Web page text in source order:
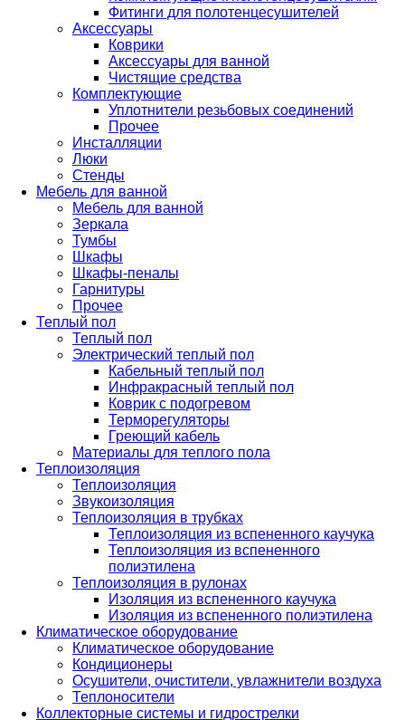
Фитинги для полотенцесушителей
Аксессуары
Коврики
Аксессуары для ванной
Чистящие средства
Комплектующие
Уплотнители резьбовых соединений
Прочее
Инсталляции
Люки
Стенды
Мебель для ванной
Мебель для ванной
Зеркала
Тумбы
Шкафы
Шкафы-пеналы
Гарнитуры
Прочее
Теплый пол
Теплый пол
Электрический теплый пол
Кабельный теплый пол
Инфракрасный теплый пол
Коврик с подогревом
Терморегуляторы
Греющий кабель
Материалы для теплого пола
Теплоизоляция
Теплоизоляция
Звукоизоляция
Теплоизоляция в трубках
Теплоизоляция из вспененного каучука
Теплоизоляция из вспененного
полиэтилена
Теплоизоляция в рулонах
Изоляция из вспененного каучука
Изоляция из вспененного полиэтилена
Климатическое оборудование
Климатическое оборудование
Кондиционеры
Осушители, очистители, увлажнители воздуха
Теплоносители
Коллекторные системы и гидрострелки